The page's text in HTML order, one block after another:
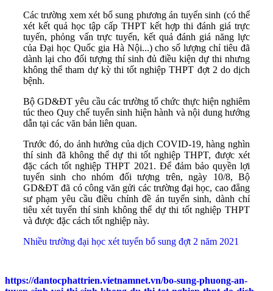
Các trường xem xét bổ sung phương án tuyển sinh (có thể
xét kết quả học tập cấp THPT kết hợp thi đánh giá trực
tuyến, phỏng vấn trực tuyến, kết quả đánh giá năng lực
của Đại học Quốc gia Hà Nội...) cho số lượng chỉ tiêu đã
dành lại cho đối tượng thí sinh đủ điều kiện dự thi nhưng
không thể tham dự kỳ thi tốt nghiệp THPT đợt 2 do dịch
bệnh.
Bộ GD&ĐT yêu cầu các trường tổ chức thực hiện nghiêm
túc theo Quy chế tuyển sinh hiện hành và nội dung hướng
dẫn tại các văn bản liên quan.
Trước đó, do ảnh hưởng của dịch COVID-19, hàng nghìn
thí sinh đã không thể dự thi tốt nghiệp THPT, được xét
đặc cách tốt nghiệp THPT 2021. Để đảm bảo quyền lợi
tuyển sinh cho nhóm đối tượng trên, ngày 10/8, Bộ
GD&ĐT đã có công văn gửi các trường đại học, cao đẳng
sư phạm yêu cầu điều chỉnh đề án tuyển sinh, dành chỉ
tiêu xét tuyển thí sinh không thể dự thi tốt nghiệp THPT
và được đặc cách tốt nghiệp này.
Nhiều trường đại học xét tuyển bổ sung đợt 2 năm 2021
https://dantocphattrien.vietnamnet.vn/bo-sung-phuong-an-